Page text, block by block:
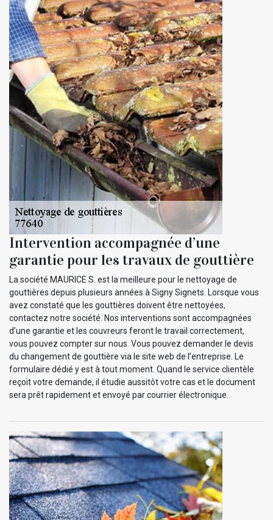
Intervention accompagnée d’une
garantie pour les travaux de gouttière
La société MAURICE S. est la meilleure pour le nettoyage de
gouttières depuis plusieurs années à Signy Signets. Lorsque vous
avez constaté que les gouttières doivent être nettoyées,
contactez notre société. Nos interventions sont accompagnées
d’une garantie et les couvreurs feront le travail correctement,
vous pouvez compter sur nous. Vous pouvez demander le devis
du changement de gouttière via le site web de l’entreprise. Le
formulaire dédié y est à tout moment. Quand le service clientèle
reçoit votre demande, il étudie aussitôt votre cas et le document
sera prêt rapidement et envoyé par courrier électronique.